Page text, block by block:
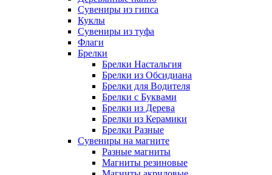
Сувениры из гипса
Куклы
Сувениры из туфа
Флаги
Брелки
Брелки Настальгия
Брелки из Обсидиана
Брелки для Водителя
Брелки с Буквами
Брелки из Дерева
Брелки из Керамики
Брелки Разные
Сувениры на магните
Разные магниты
Магниты резиновые